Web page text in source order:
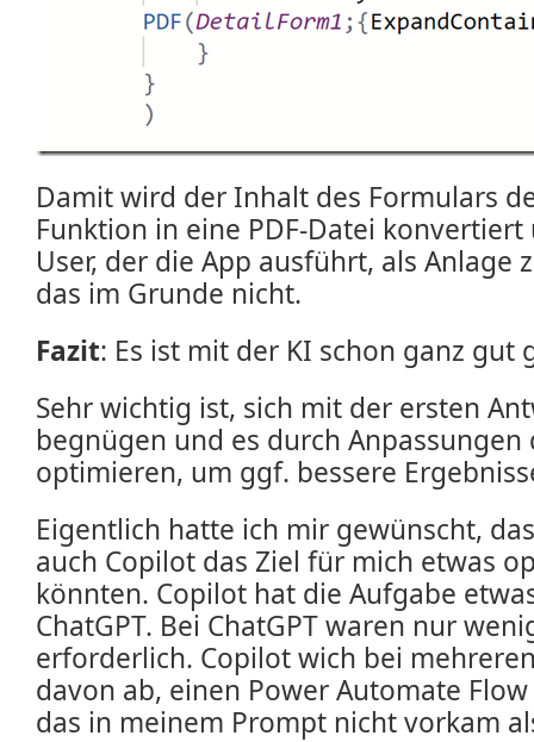
Damit wird der Inhalt des Formulars
Funktion in eine PDF-Datei
User, der die App ausführt, als Anlage
das im Grunde nicht.
Fazit: Es ist mit der KI schon ganz gut
Sehr wichtig ist, sich mit der ersten
begnügen und es durch Anpassungen
optimieren, um ggf. bessere
Eigentlich hatte ich mir gewünscht,
auch Copilot das Ziel für mich etwas
könnten. Copilot hat die Aufgabe
ChatGPT. Bei ChatGPT waren nur
erforderlich. Copilot wich bei
davon ab, einen Power Automate
das in meinem Prompt nicht vorkam